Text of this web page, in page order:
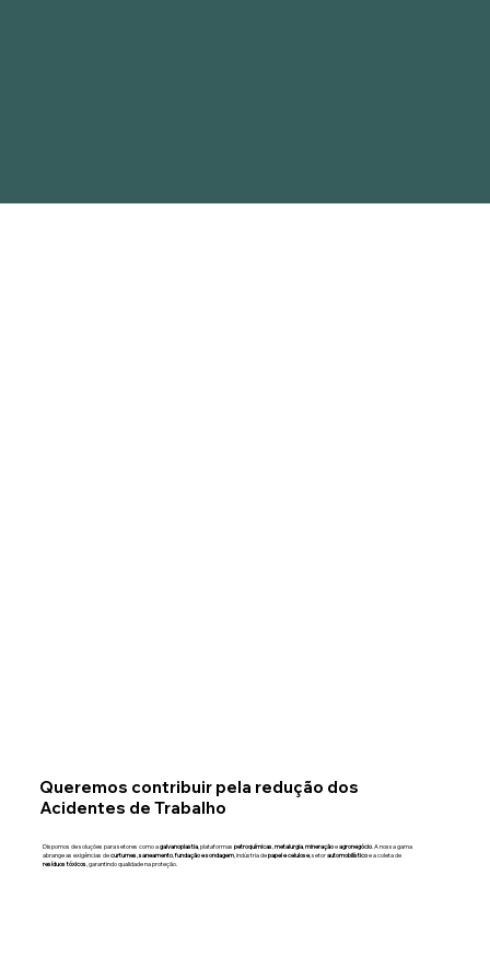
Queremos contribuir pela redução dos
Acidentes de Trabalho
Dispomos de soluções para setores como agalvanoplastia, plataformaspetroquímicas,metalurgia,mineraçãoeagronegócio. A nossa gama
abrange as exigências decurtumes,saneamento,fundação e sondagem, indústria depapel e celulose, setorautomobilísticoe a coleta de
resíduos tóxicos, garantindo qualidade na proteção.